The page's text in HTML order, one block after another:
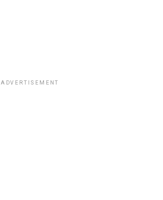
ADVERTISEMENT